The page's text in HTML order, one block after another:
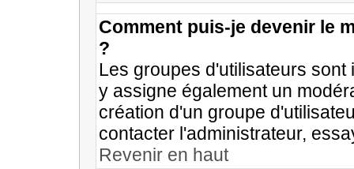
Comment puis-je devenir le
?
Les groupes d'utilisateurs
y assigne également un
création d'un groupe
contacter l'administrateur,
Revenir en haut